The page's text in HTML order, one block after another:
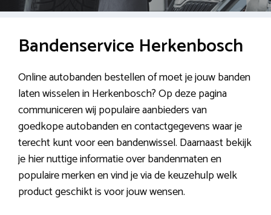
Bandenservice Herkenbosch
Online autobanden bestellen of moet je jouw banden
laten wisselen in Herkenbosch? Op deze pagina
communiceren wij populaire aanbieders van
goedkope autobanden en contactgegevens waar je
terecht kunt voor een bandenwissel. Daarnaast bekijk
je hier nuttige informatie over bandenmaten en
populaire merken en vind je via de keuzehulp welk
product geschikt is voor jouw wensen.